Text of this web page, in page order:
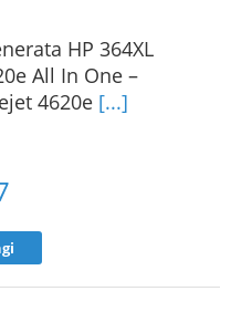
HP 364XL
All In One –
4620e [...]